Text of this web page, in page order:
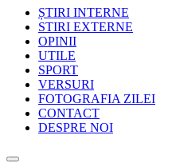
ȘTIRI INTERNE
STIRI EXTERNE
OPINII
UTILE
SPORT
VERSURI
FOTOGRAFIA ZILEI
CONTACT
DESPRE NOI